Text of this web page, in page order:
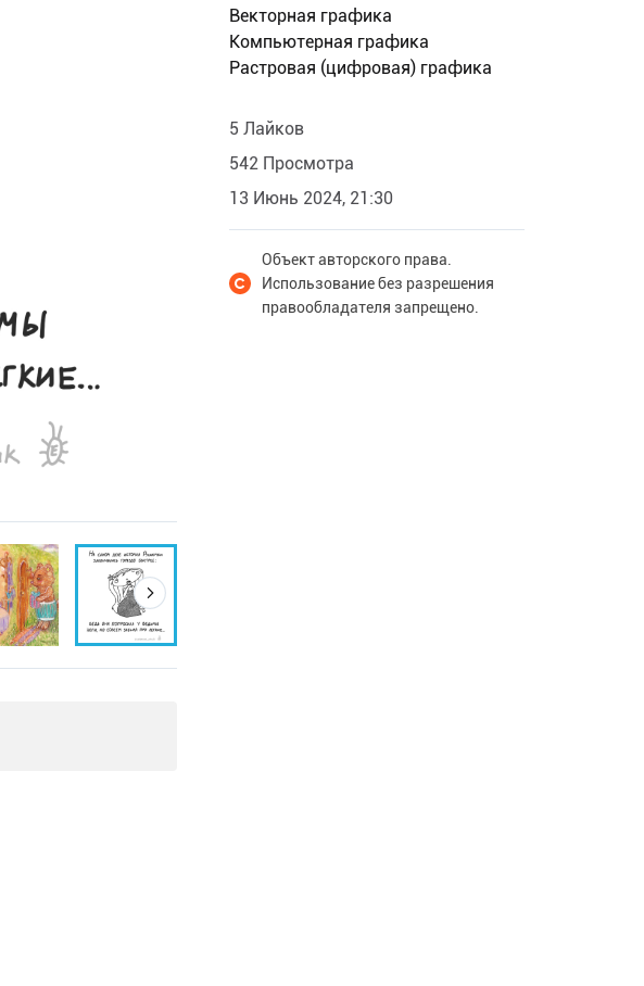
Векторная графика
Компьютерная графика
Растровая (цифровая) графика
5 Лайков
542 Просмотра
13 Июнь 2024, 21:30
Объект авторского права.
Использование без разрешения
правообладателя запрещено.